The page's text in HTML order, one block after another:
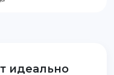
идеально